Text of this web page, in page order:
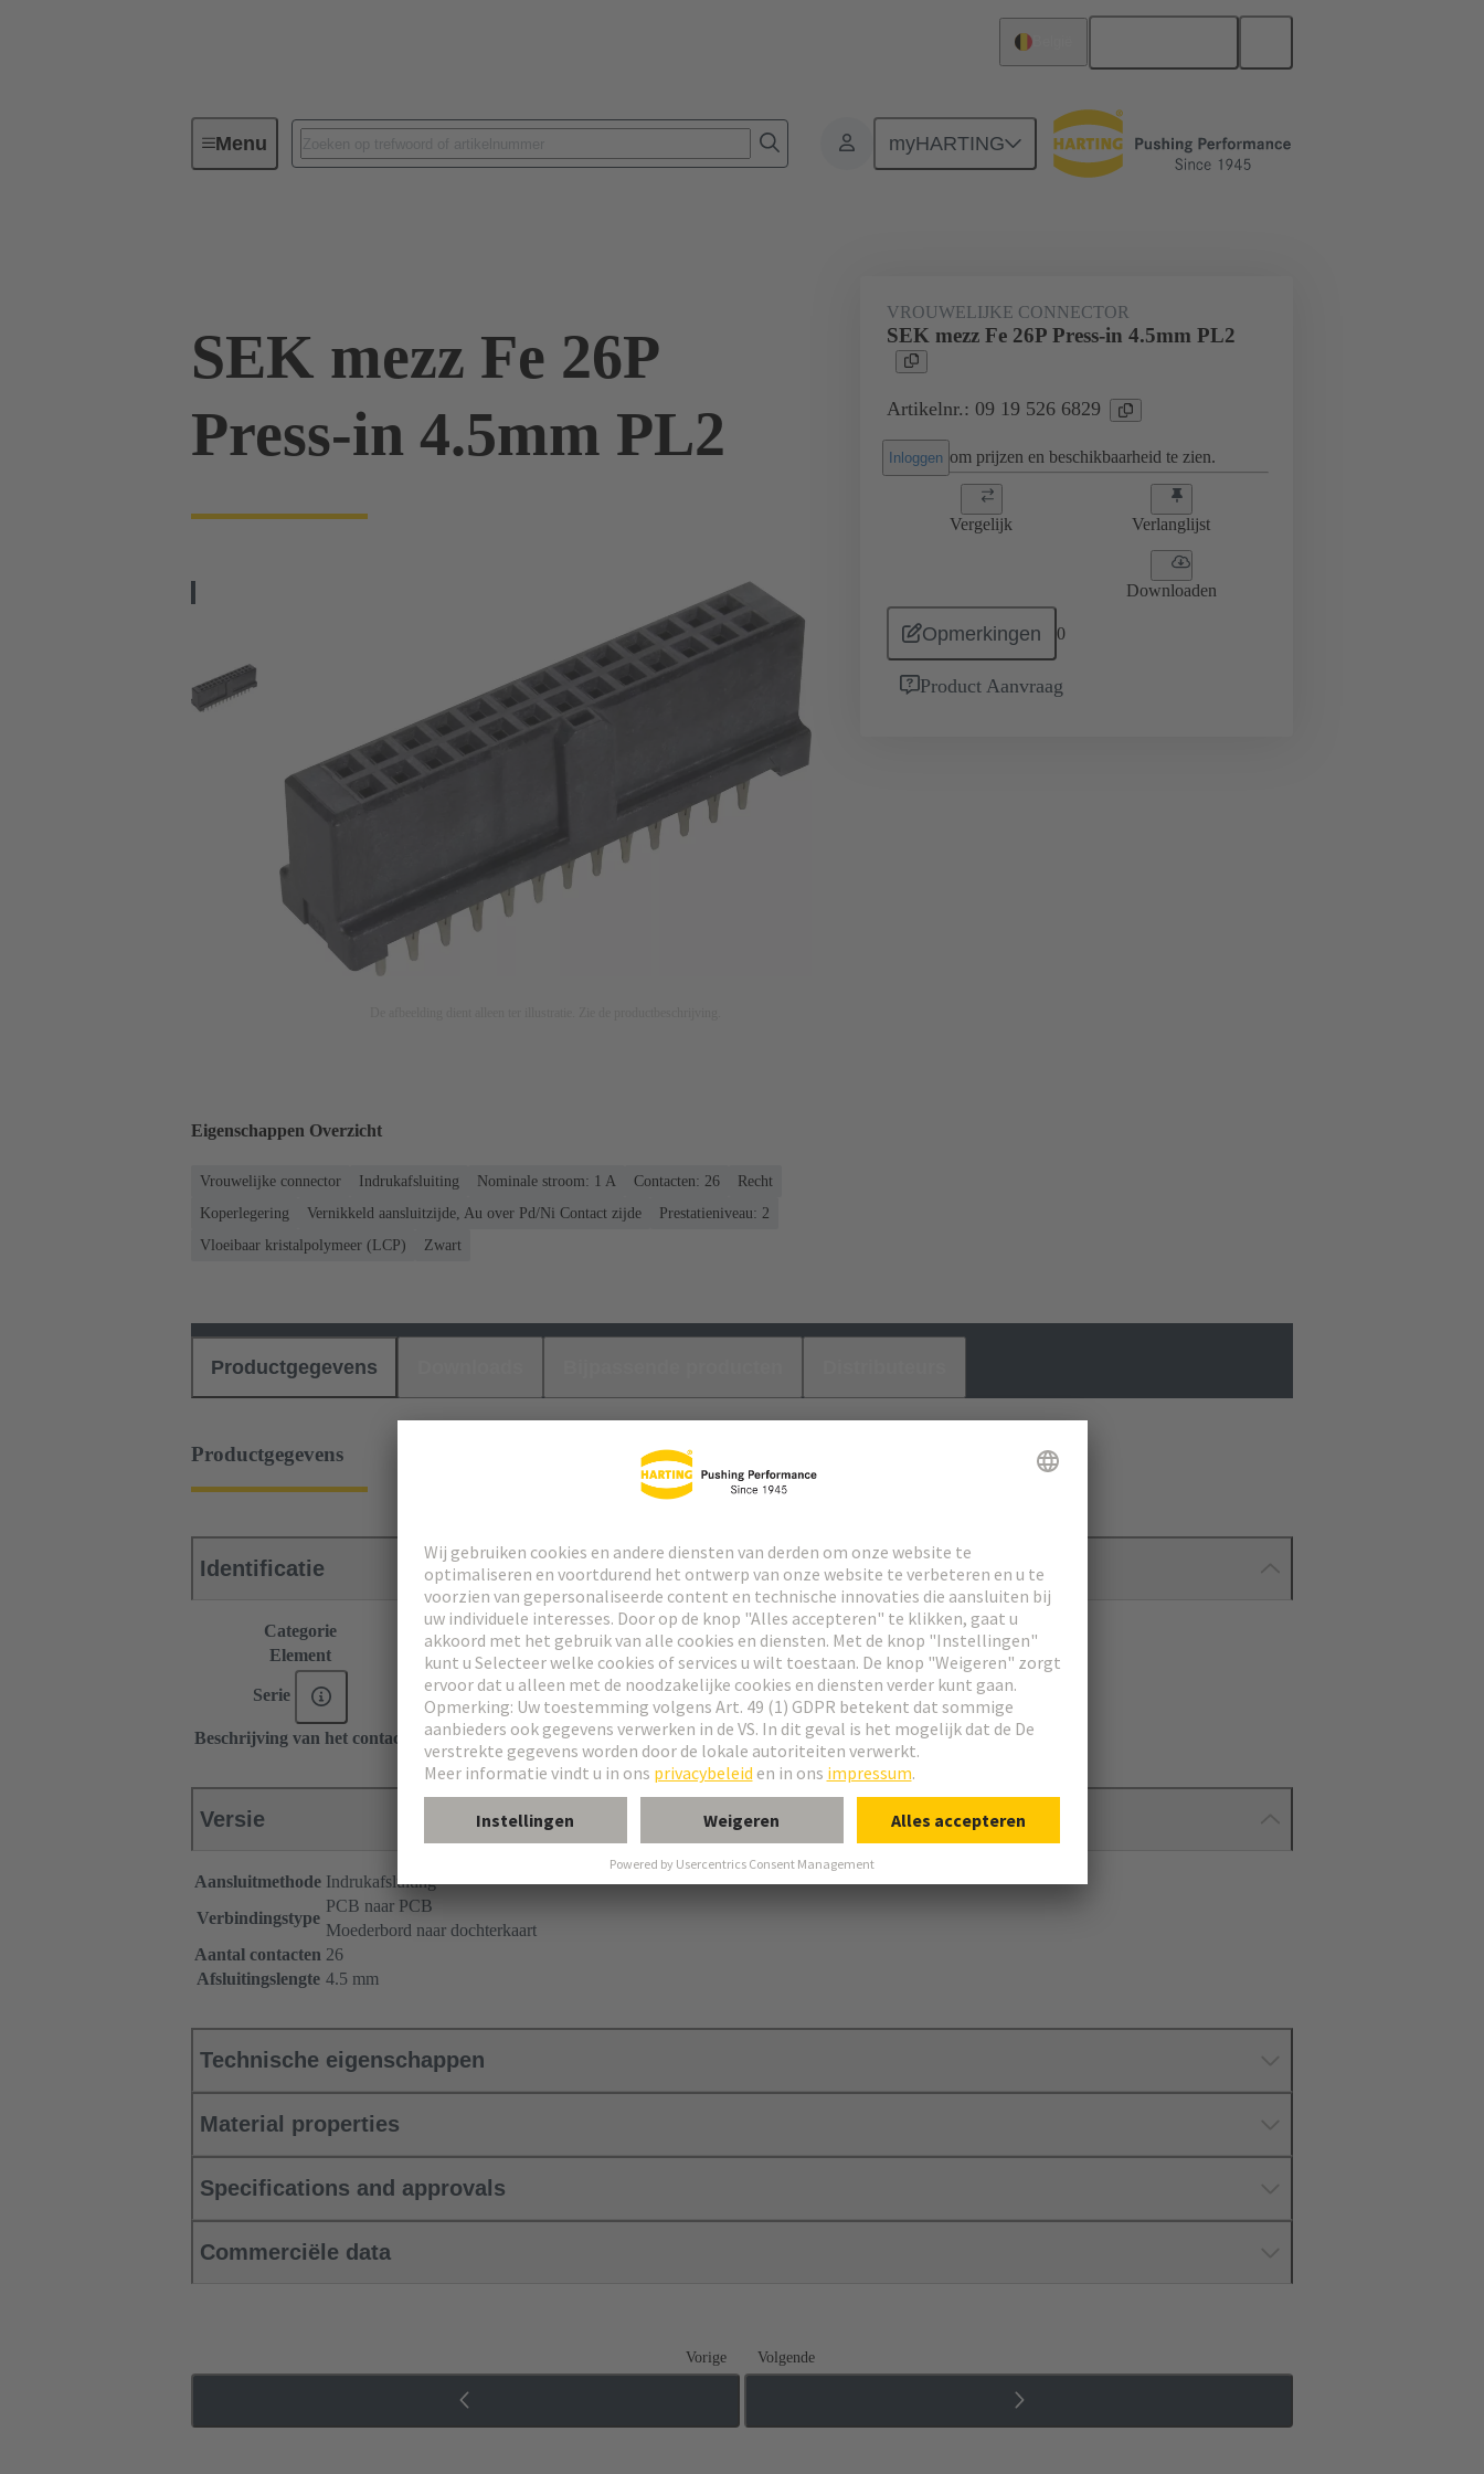
Menu myHARTING
Connectivity apparaat Printplaat-naar-printplaat connectoren Producten Moederbord naar dochterkaart-aansluiting
SEK mezz Fe 26P
Press-in 4.5mm PL2
VROUWELIJKE CONNECTOR
SEK mezz Fe 26P Press-in 4.5mm PL2
Artikelnr.: 09 19 526 6829
Inloggen om prijzen en beschikbaarheid te zien.
Vergelijk Verlanglijst
Downloaden
Opmerkingen 0
Product Aanvraag
Eigenschappen Overzicht
Vrouwelijke connector Indrukafsluiting Nominale stroom: ‌1 A Contacten: 26
Recht
Koperlegering
Vernikkeld aansluitzijde, Au over Pd/Ni Contact zijde
Prestatieniveau: 2
Vloeibaar kristalpolymeer (LCP)
Zwart
Productgegevens
Productgegevens
Identificatie
Categorie
Connectors
Element
Vrouwelijke connector
Serie SEK Mezzanine
Beschrijving van het contact Recht
Versie
Aansluitmethode Indrukafsluiting
Verbindingstype
PCB naar PCB
Moederbord naar dochterkaart
Aantal contacten 26
Afsluitingslengte 4.5 mm
Technische eigenschappen
Material properties
Specifications and approvals
Commerciële data
Vorige Volgende